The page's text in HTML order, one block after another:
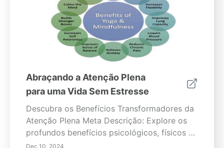
hoje e descubra o profundo impacto que
pode ter na sua qualidade de vida!
Abraçando a Atenção Plena
para uma Vida Sem Estresse
Descubra os Benefícios Transformadores da
Atenção Plena Meta Descrição: Explore os
profundos benefícios psicológicos, físicos e
sociais da prática da atenção plena. Aprenda
Dec 10, 2024